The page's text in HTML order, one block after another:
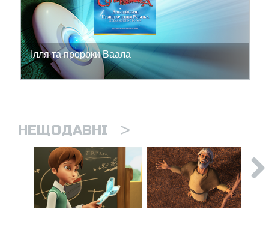
Ілля та пророки Ваала
НЕЩОДАВНІ >